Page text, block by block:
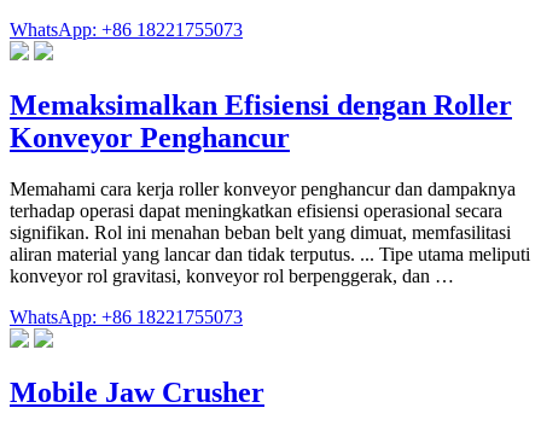
WhatsApp: +86 18221755073
Memaksimalkan Efisiensi dengan Roller
Konveyor Penghancur
Memahami cara kerja roller konveyor penghancur dan dampaknya
terhadap operasi dapat meningkatkan efisiensi operasional secara
signifikan. Rol ini menahan beban belt yang dimuat, memfasilitasi
aliran material yang lancar dan tidak terputus. ... Tipe utama meliputi
konveyor rol gravitasi, konveyor rol berpenggerak, dan …
WhatsApp: +86 18221755073
Mobile Jaw Crusher